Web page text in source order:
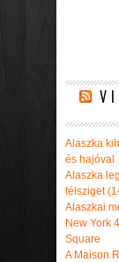
Alaszka
és hajóval
Alaszka
félsziget
Alaszkai
New York
Square
A Maison